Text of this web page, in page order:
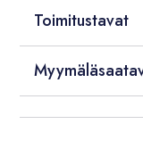
Toimitustavat